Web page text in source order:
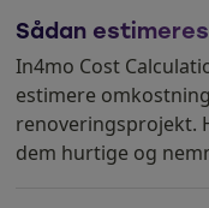
Sådan
In4mo Cost
estimere
renoveringsprojekt.
dem hurtige og